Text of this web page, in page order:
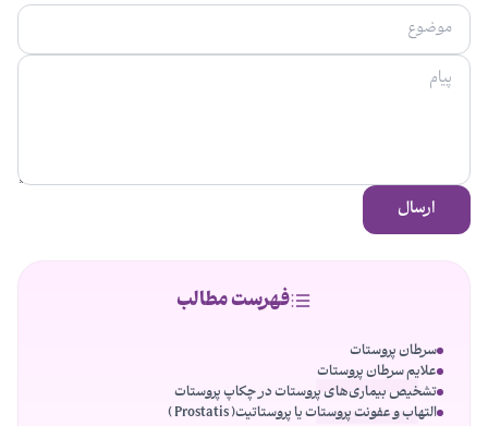
ارسال
فهرست مطالب
سرطان پروستات
علایم سرطان پروستات
تشخیص بیماری‌های پروستات در چکاپ پروستات
التهاب و عفونت پروستات یا پروستاتیت( Prostatis )